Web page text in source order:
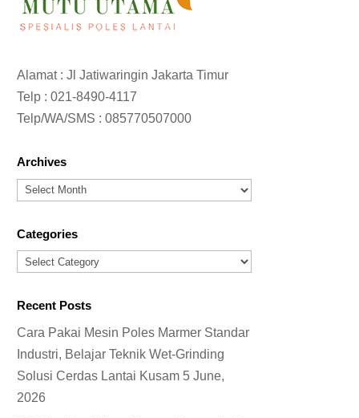
Alamat : Jl Jatiwaringin Jakarta Timur
Telp :021-8490-4117
Telp/WA/SMS :085770507000
Archives
Archives
Categories
Categories
Recent Posts
Cara Pakai Mesin Poles Marmer Standar
Industri, Belajar Teknik Wet-Grinding
Solusi Cerdas Lantai Kusam 5 June,
2026